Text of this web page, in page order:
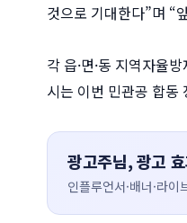
것으로 기대한다”며 “
각 읍·면·동 지역자율
시는 이번 민관공 합동
광고주님, 광고
인플루언서·배너·라